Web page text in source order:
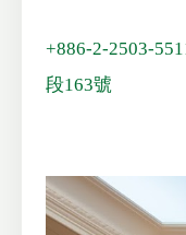
+886-2-2503-
段163號